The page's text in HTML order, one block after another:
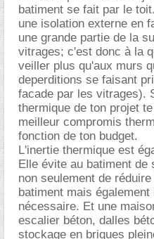
batiment se fait par le
une isolation externe en
une grande partie de la
vitrages; c'est donc à la
veiller plus qu'aux murs
deperditions se faisant
facade par les vitrages).
thermique de ton projet
meilleur compromis
fonction de ton budget.
L'inertie thermique est
Elle évite au batiment de
non seulement de
batiment mais
nécessaire. Et une
escalier béton, dalles
stockage en briques